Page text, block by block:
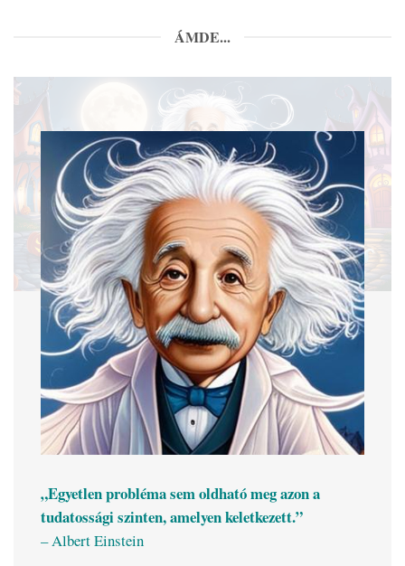
ÁMDE...
„Egyetlen probléma sem oldható meg azon a
tudatossági szinten, amelyen keletkezett.”
– Albert Einstein